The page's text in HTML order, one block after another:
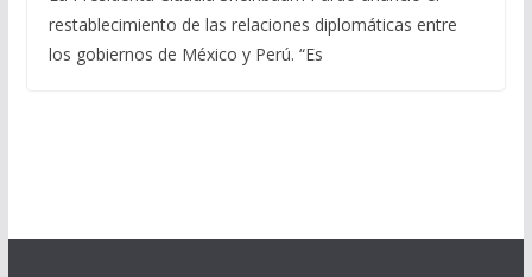
restablecimiento de las relaciones diplomáticas entre
los gobiernos de México y Perú. “Es